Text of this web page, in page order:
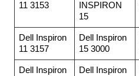
11 3153
INSPIRON
15
Dell Inspiron
11 3157
Dell Inspiron
15 3000
Dell Inspiron
Dell Inspiron